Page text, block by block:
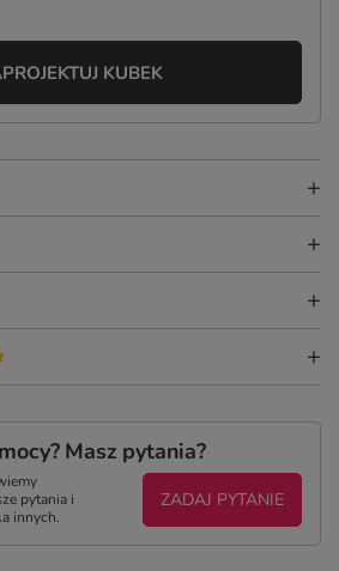
KUBEK
Masz pytania?
pytania i
innych.
ZADAJ PYTANIE